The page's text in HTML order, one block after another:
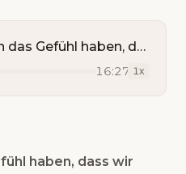
Die Gäste sollen das Gefühl haben, dass wir Freunde sind!
16:27 1x
haben, dass wir